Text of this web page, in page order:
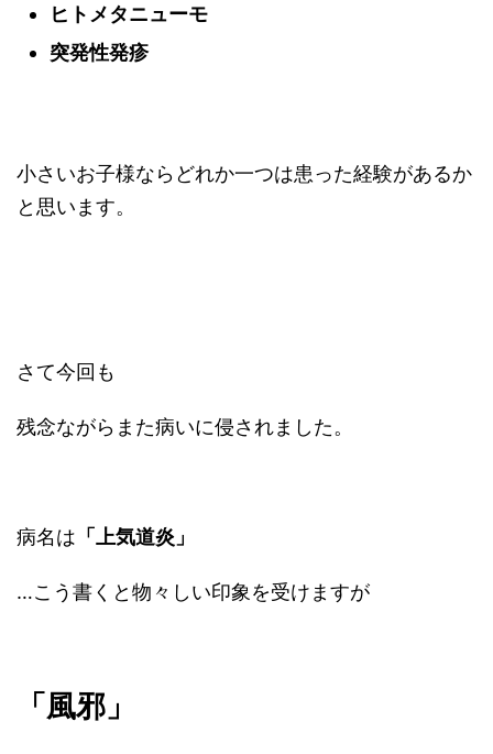
ヒトメタニューモ
突発性発疹
小さいお子様ならどれか一つは患った経験があるか
と思います。
さて今回も
残念ながらまた病いに侵されました。
病名は 「上気道炎」
…こう書くと物々しい印象を受けますが
「風邪」